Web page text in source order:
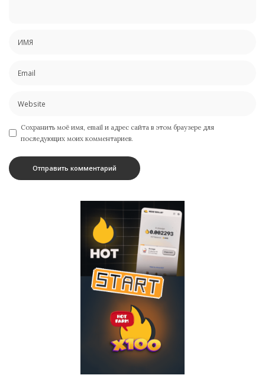
Сохранить моё имя, email и адрес сайта в этом браузере для
последующих моих комментариев.